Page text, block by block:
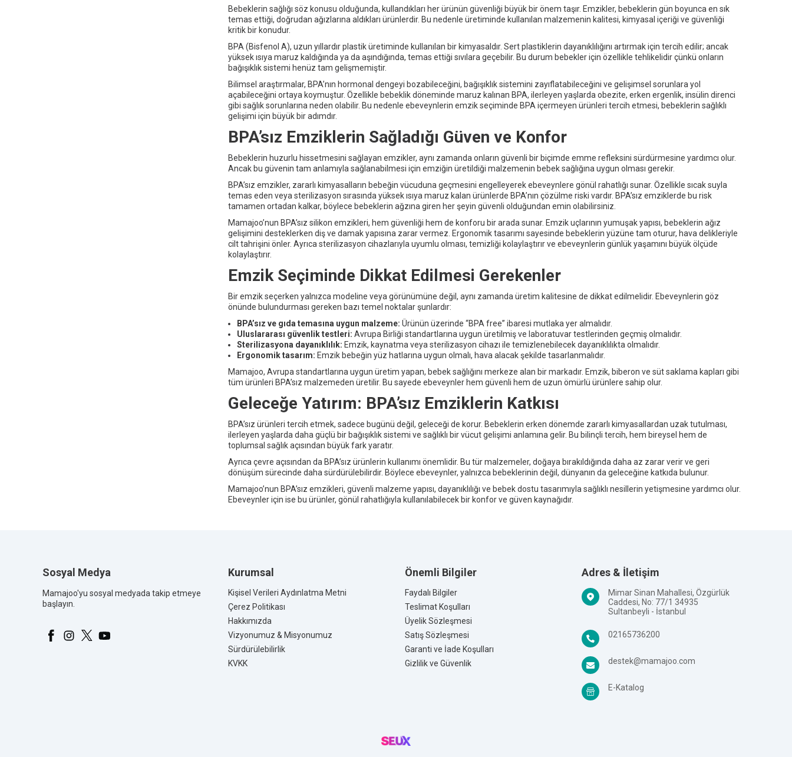
Bebeklerin sağlığı söz konusu olduğunda, kullandıkları her ürünün güvenliği büyük bir önem taşır. Emzikler, bebeklerin gün boyunca en sık
temas ettiği, doğrudan ağızlarına aldıkları ürünlerdir. Bu nedenle üretiminde kullanılan malzemenin kalitesi, kimyasal içeriği ve güvenliği
kritik bir konudur.
BPA (Bisfenol A), uzun yıllardır plastik üretiminde kullanılan bir kimyasaldır. Sert plastiklerin dayanıklılığını artırmak için tercih edilir; ancak
yüksek ısıya maruz kaldığında ya da aşındığında, temas ettiği sıvılara geçebilir. Bu durum bebekler için özellikle tehlikelidir çünkü onların
bağışıklık sistemi henüz tam gelişmemiştir.
Bilimsel araştırmalar, BPA’nın hormonal dengeyi bozabileceğini, bağışıklık sistemini zayıflatabileceğini ve gelişimsel sorunlara yol
açabileceğini ortaya koymuştur. Özellikle bebeklik döneminde maruz kalınan BPA, ilerleyen yaşlarda obezite, erken ergenlik, insülin direnci
gibi sağlık sorunlarına neden olabilir. Bu nedenle ebeveynlerin emzik seçiminde BPA içermeyen ürünleri tercih etmesi, bebeklerin sağlıklı
gelişimi için büyük bir adımdır.
BPA’sız Emziklerin Sağladığı Güven ve Konfor
Bebeklerin huzurlu hissetmesini sağlayan emzikler, aynı zamanda onların güvenli bir biçimde emme refleksini sürdürmesine yardımcı olur.
Ancak bu güvenin tam anlamıyla sağlanabilmesi için emziğin üretildiği malzemenin bebek sağlığına uygun olması gerekir.
BPA’sız emzikler, zararlı kimyasalların bebeğin vücuduna geçmesini engelleyerek ebeveynlere gönül rahatlığı sunar. Özellikle sıcak suyla
temas eden veya sterilizasyon sırasında yüksek ısıya maruz kalan ürünlerde BPA’nın çözülme riski vardır. BPA’sız emziklerde bu risk
tamamen ortadan kalkar, böylece bebeklerin ağzına giren her şeyin güvenli olduğundan emin olabilirsiniz.
Mamajoo’nun BPA’sız silikon emzikleri, hem güvenliği hem de konforu bir arada sunar. Emzik uçlarının yumuşak yapısı, bebeklerin ağız
gelişimini desteklerken diş ve damak yapısına zarar vermez. Ergonomik tasarımı sayesinde bebeklerin yüzüne tam oturur, hava delikleriyle
cilt tahrişini önler. Ayrıca sterilizasyon cihazlarıyla uyumlu olması, temizliği kolaylaştırır ve ebeveynlerin günlük yaşamını büyük ölçüde
kolaylaştırır.
Emzik Seçiminde Dikkat Edilmesi Gerekenler
Bir emzik seçerken yalnızca modeline veya görünümüne değil, aynı zamanda üretim kalitesine de dikkat edilmelidir. Ebeveynlerin göz
önünde bulundurması gereken bazı temel noktalar şunlardır:
BPA’sız ve gıda temasına uygun malzeme: Ürünün üzerinde “BPA free” ibaresi mutlaka yer almalıdır.
Uluslararası güvenlik testleri: Avrupa Birliği standartlarına uygun üretilmiş ve laboratuvar testlerinden geçmiş olmalıdır.
Sterilizasyona dayanıklılık: Emzik, kaynatma veya sterilizasyon cihazı ile temizlenebilecek dayanıklılıkta olmalıdır.
Ergonomik tasarım: Emzik bebeğin yüz hatlarına uygun olmalı, hava alacak şekilde tasarlanmalıdır.
Mamajoo, Avrupa standartlarına uygun üretim yapan, bebek sağlığını merkeze alan bir markadır. Emzik, biberon ve süt saklama kapları gibi
tüm ürünleri BPA’sız malzemeden üretilir. Bu sayede ebeveynler hem güvenli hem de uzun ömürlü ürünlere sahip olur.
Geleceğe Yatırım: BPA’sız Emziklerin Katkısı
BPA’sız ürünleri tercih etmek, sadece bugünü değil, geleceği de korur. Bebeklerin erken dönemde zararlı kimyasallardan uzak tutulması,
ilerleyen yaşlarda daha güçlü bir bağışıklık sistemi ve sağlıklı bir vücut gelişimi anlamına gelir. Bu bilinçli tercih, hem bireysel hem de
toplumsal sağlık açısından büyük fark yaratır.
Ayrıca çevre açısından da BPA’sız ürünlerin kullanımı önemlidir. Bu tür malzemeler, doğaya bırakıldığında daha az zarar verir ve geri
dönüşüm sürecinde daha sürdürülebilirdir. Böylece ebeveynler, yalnızca bebeklerinin değil, dünyanın da geleceğine katkıda bulunur.
Mamajoo’nun BPA’sız emzikleri, güvenli malzeme yapısı, dayanıklılığı ve bebek dostu tasarımıyla sağlıklı nesillerin yetişmesine yardımcı olur.
Ebeveynler için ise bu ürünler, gönül rahatlığıyla kullanılabilecek bir konfor ve güven kaynağıdır.
Sosyal Medya
Mamajoo'yu sosyal medyada takip etmeye
başlayın.
Kurumsal
Kişisel Verileri Aydınlatma Metni
Çerez Politikası
Hakkımızda
Vizyonumuz & Misyonumuz
Sürdürülebilirlik
KVKK
Önemli Bilgiler
Faydalı Bilgiler
Teslimat Koşulları
Üyelik Sözleşmesi
Satış Sözleşmesi
Garanti ve İade Koşulları
Gizlilik ve Güvenlik
Adres & İletişim
Mimar Sinan Mahallesi, Özgürlük
Caddesi, No: 77/1 34935
Sultanbeyli - İstanbul
02165736200
destek@mamajoo.com
E-Katalog